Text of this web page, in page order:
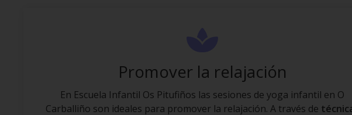
Promover la relajación
En Escuela Infantil Os Pitufiños las sesiones de yoga infantil en O
Carballiño son ideales para promover la relajación. A través de